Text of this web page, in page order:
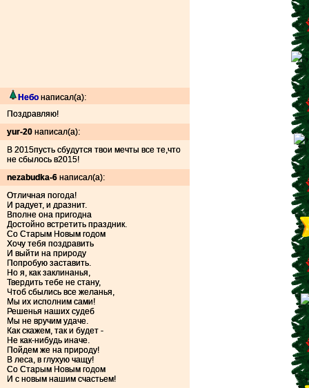
Небо написал(а):
Поздравляю!
yur-20 написал(а):
В 2015пусть сбудутся твои мечты все те,что
не сбылось в2015!
nezabudka-6 написал(а):
Отличная погода!
И радует, и дразнит.
Вполне она пригодна
Достойно встретить праздник.
Со Старым Новым годом
Хочу тебя поздравить
И выйти на природу
Попробую заставить.
Но я, как заклинанья,
Твердить тебе не стану,
Чтоб сбылись все желанья,
Мы их исполним сами!
Решенья наших судеб
Мы не вручим удаче.
Как скажем, так и будет -
Не как-нибудь иначе.
Пойдем же на природу!
В леса, в глухую чащу!
Со Старым Новым годом
И с новым нашим счастьем!